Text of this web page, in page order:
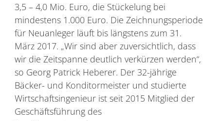
3,5 – 4,0 Mio. Euro, die Stückelung bei
mindestens 1.000 Euro. Die Zeichnungsperiode
für Neuanleger läuft bis längstens zum 31.
März 2017. „Wir sind aber zuversichtlich, dass
wir die Zeitspanne deutlich verkürzen werden“,
so Georg Patrick Heberer. Der 32-jährige
Bäcker- und Konditormeister und studierte
Wirtschaftsingenieur ist seit 2015 Mitglied der
Geschäftsführung des